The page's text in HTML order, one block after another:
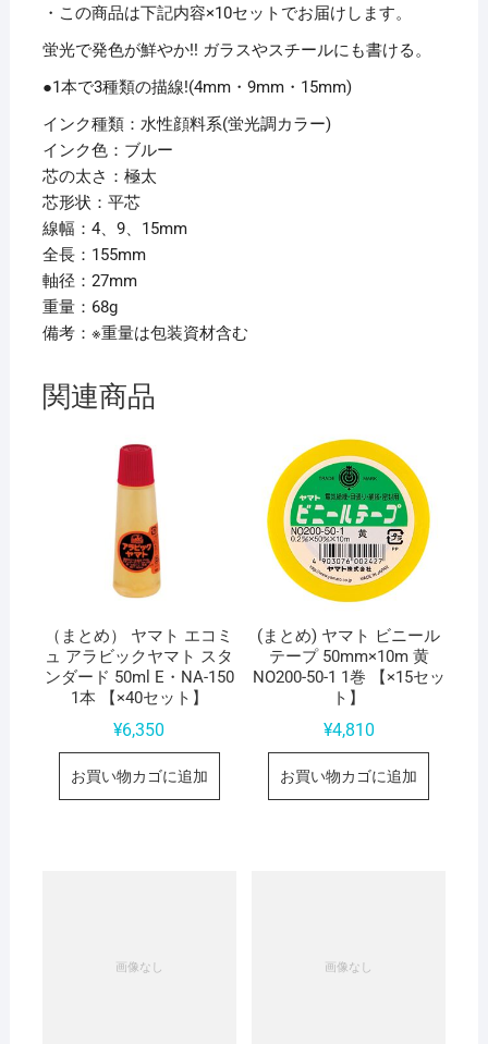
ト】
・この商品は下記内容×10セットでお届けします。
蛍光で発色が鮮やか!! ガラスやスチールにも書ける。
●1本で3種類の描線!(4mm・9mm・15mm)
インク種類：水性顔料系(蛍光調カラー)
インク色：ブルー
芯の太さ：極太
芯形状：平芯
線幅：4、9、15mm
全長：155mm
軸径：27mm
重量：68g
備考：※重量は包装資材含む
関連商品
（まとめ） ヤマト エコミ
ュ アラビックヤマト スタ
ンダード 50ml E・NA-150
1本 【×40セット】
¥6,350
お買い物カゴに追加
(まとめ) ヤマト ビニール
テープ 50mm×10m 黄
NO200-50-1 1巻 【×15セッ
ト】
¥4,810
お買い物カゴに追加